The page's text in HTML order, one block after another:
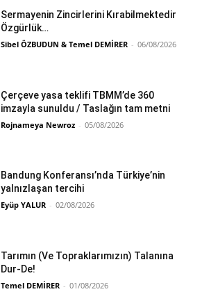
Sermayenin Zincirlerini Kırabilmektedir
Özgürlük…
Sibel ÖZBUDUN & Temel DEMİRER - 06/08/2026
Çerçeve yasa teklifi TBMM’de 360
imzayla sunuldu / Taslağın tam metni
Rojnameya Newroz - 05/08/2026
Bandung Konferansı’nda Türkiye’nin
yalnızlaşan tercihi
Eyüp YALUR - 02/08/2026
Tarımın (Ve Topraklarımızın) Talanına
Dur-De!
Temel DEMİRER - 01/08/2026